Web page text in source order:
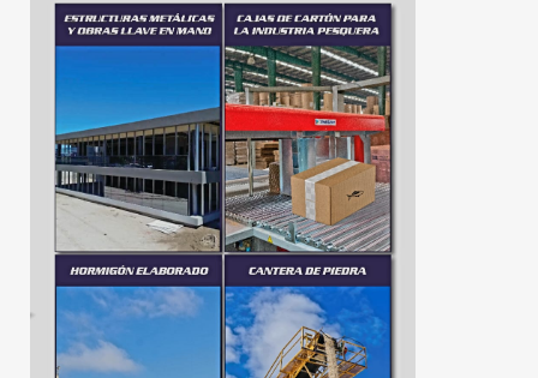
INIDEP realizó una nueva
Aldosivi no